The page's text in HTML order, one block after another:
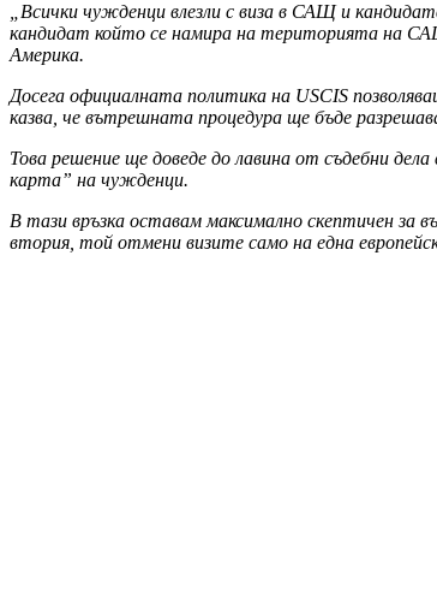
„Всички чужденци влезли с виза в САЩ и
кандидат който се намира на територията на САЩ
Америка.
Досега официалната политика на USCIS
казва, че вътрешната процедура ще бъде
Това решение ще доведе до лавина от съдебни
карта” на чужденци.
В тази връзка оставам максимално скептичен за
втория, той отмени визите само на една